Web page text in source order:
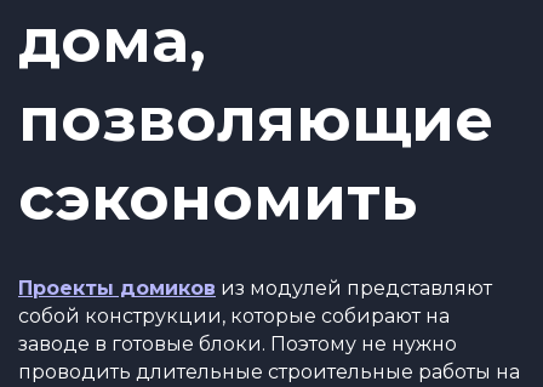
дома,
позволяющие
сэкономить
Проекты домиков из модулей представляют
собой конструкции, которые собирают на
заводе в готовые блоки. Поэтому не нужно
проводить длительные строительные работы на